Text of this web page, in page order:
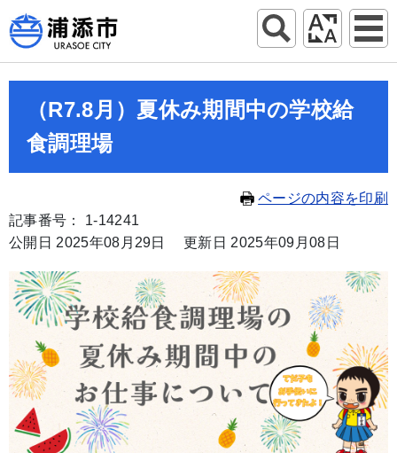
（R7.8月）夏休み期間中の学校給
食調理場
ページの内容を印刷
記事番号： 1-14241
公開日 2025年08月29日
更新日 2025年09月08日